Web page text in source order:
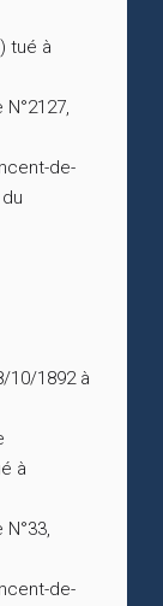
tué à
de-
10/1892 à
à
de-